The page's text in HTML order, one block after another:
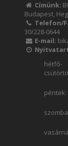
Címünk:
Budapest,
Telefon/
30/228-0644
E-mail:
hétfő-
péntek: